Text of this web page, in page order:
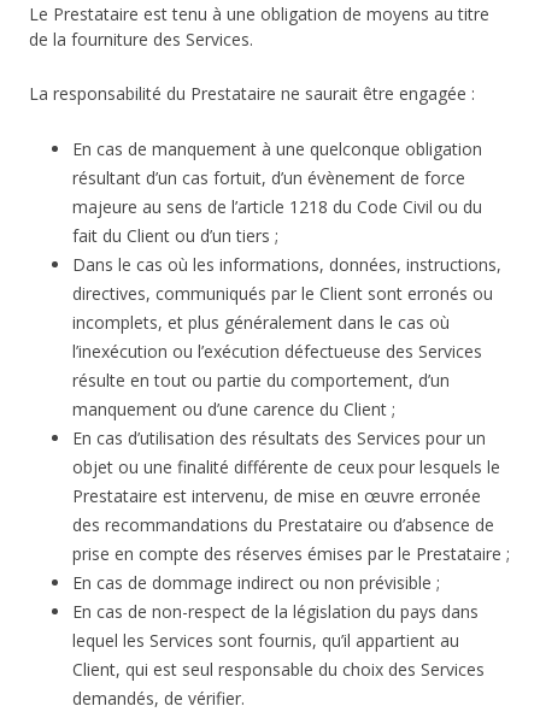
Le Prestataire est tenu à une obligation de moyens au titre
de la fourniture des Services.
La responsabilité du Prestataire ne saurait être engagée :
En cas de manquement à une quelconque obligation
résultant d’un cas fortuit, d’un évènement de force
majeure au sens de l’article 1218 du Code Civil ou du
fait du Client ou d’un tiers ;
Dans le cas où les informations, données, instructions,
directives, communiqués par le Client sont erronés ou
incomplets, et plus généralement dans le cas où
l’inexécution ou l’exécution défectueuse des Services
résulte en tout ou partie du comportement, d’un
manquement ou d’une carence du Client ;
En cas d’utilisation des résultats des Services pour un
objet ou une finalité différente de ceux pour lesquels le
Prestataire est intervenu, de mise en œuvre erronée
des recommandations du Prestataire ou d’absence de
prise en compte des réserves émises par le Prestataire ;
En cas de dommage indirect ou non prévisible ;
En cas de non-respect de la législation du pays dans
lequel les Services sont fournis, qu’il appartient au
Client, qui est seul responsable du choix des Services
demandés, de vérifier.